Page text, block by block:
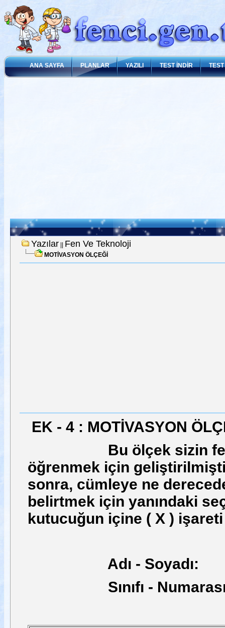
ANA SAYFA PLANLAR YAZILI TEST İNDİR
Yazılar|| Fen Ve Teknoloji
MOTİVASYON ÖLÇEĞİ
EK - 4 : MOTİVASYON
Bu ölçek sizin fen ve
öğrenmek için
sonra, cümleye ne derecede
belirtmek için yanındaki
kutucuğun içine ( X )
Adı - Soyadı:
Sınıfı -